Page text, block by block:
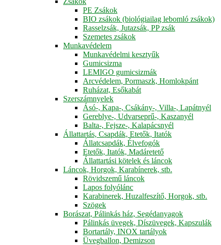
PE Zsákok
BIO zsákok (biológiailag lebomló zsákok)
Rasselzsák, Jutazsák, PP zsák
Szemetes zsákok
Munkavédelem
Munkavédelmi kesztyűk
Gumicsizma
LEMIGO gumicsizmák
Arcvédelem, Pormaszk, Homlokpánt
Ruházat, Esőkabát
Szerszámnyelek
Ásó-, Kapa-, Csákány-, Villa-, Lapátnyél
Gereblye-, Udvarseprű-, Kaszanyél
Balta-, Fejsze-, Kalapácsnyél
Állattartás, Csapdák, Etetők, Itatók
Állatcsapdák, Élvefogók
Etetők, Itatók, Madáretető
Állattartási kötelek és láncok
Láncok, Horgok, Karabínerek, stb.
Rövidszemű láncok
Lapos folyólánc
Karabinerek, Huzalfeszítő, Horgok, stb.
Szögek
Borászat, Pálinkás ház, Segédanyagok
Pálinkás üvegek, Díszüvegek, Kapszulák
Bortartály, INOX tartályok
Üvegballon, Demizson